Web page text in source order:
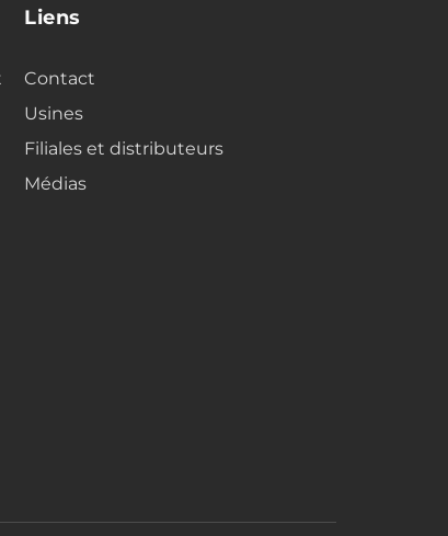
Liens
Contact
Usines
Filiales et distributeurs
Médias